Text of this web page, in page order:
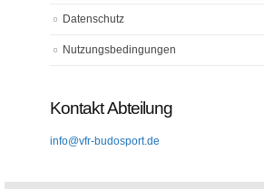
Datenschutz
Nutzungsbedingungen
Kontakt Abteilung
info@vfr-budosport.de